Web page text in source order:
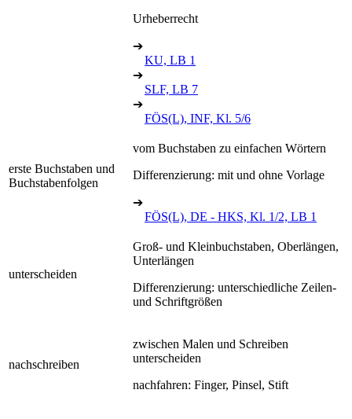
Urheberrecht
➔
KU, LB 1
➔
SLF, LB 7
➔
FÖS(L), INF, Kl. 5/6
erste Buchstaben und
Buchstabenfolgen
vom Buchstaben zu einfachen Wörtern
Differenzierung: mit und ohne Vorlage
➔
FÖS(L), DE - HKS, Kl. 1/2, LB 1
unterscheiden
Groß- und Kleinbuchstaben, Oberlängen,
Unterlängen
Differenzierung: unterschiedliche Zeilen-
und Schriftgrößen
nachschreiben
zwischen Malen und Schreiben
unterscheiden
nachfahren: Finger, Pinsel, Stift